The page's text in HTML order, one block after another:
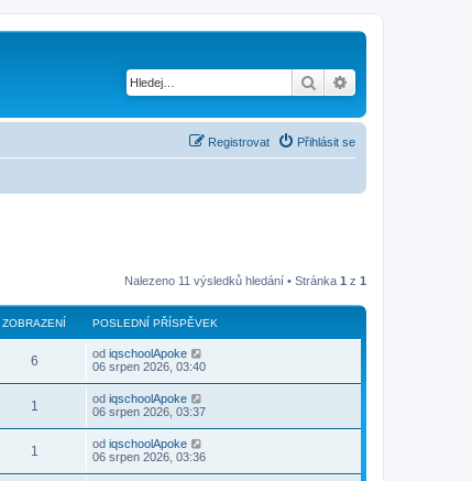
Hledat
Přihlásit se
Registrovat
Nalezeno 11 výsledků hledání • Stránka 1 z 1
ZOBRAZENÍ POSLEDNÍ PŘÍSPĚVEK
6 od iqschoolApoke
06 srpen 2026, 03:40
1 od iqschoolApoke
06 srpen 2026, 03:37
1 od iqschoolApoke
06 srpen 2026, 03:36